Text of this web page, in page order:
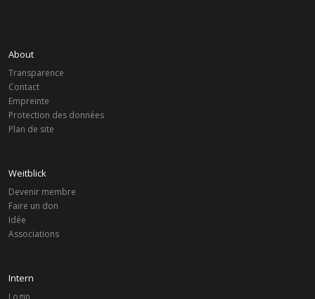
About
Transparence
Contact
Empreinte
Protection des données
Plan de site
Weitblick
Devenir membre
Faire un don
Idée
Associations
Intern
Login